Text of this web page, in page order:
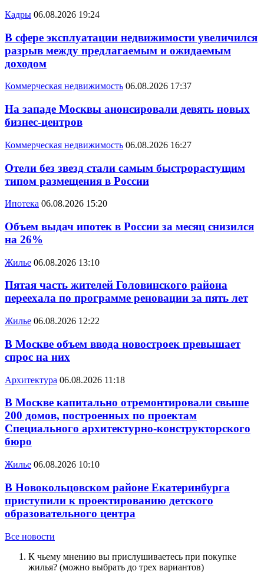
Кадры 06.08.2026 19:24
В сфере эксплуатации недвижимости увеличился
разрыв между предлагаемым и ожидаемым
доходом
Коммерческая недвижимость 06.08.2026 17:37
На западе Москвы анонсировали девять новых
бизнес-центров
Коммерческая недвижимость 06.08.2026 16:27
Отели без звезд стали самым быстрорастущим
типом размещения в России
Ипотека 06.08.2026 15:20
Объем выдач ипотек в России за месяц снизился
на 26%
Жилье 06.08.2026 13:10
Пятая часть жителей Головинского района
переехала по программе реновации за пять лет
Жилье 06.08.2026 12:22
В Москве объем ввода новостроек превышает
спрос на них
Архитектура 06.08.2026 11:18
В Москве капитально отремонтировали свыше
200 домов, построенных по проектам
Специального архитектурно-конструкторского
бюро
Жилье 06.08.2026 10:10
В Новокольцовском районе Екатеринбурга
приступили к проектированию детского
образовательного центра
Все новости
К чьему мнению вы прислушиваетесь при покупке
жилья? (можно выбрать до трех вариантов)